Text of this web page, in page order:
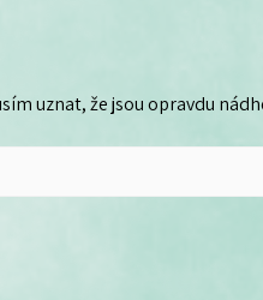
uznat, že jsou opravdu